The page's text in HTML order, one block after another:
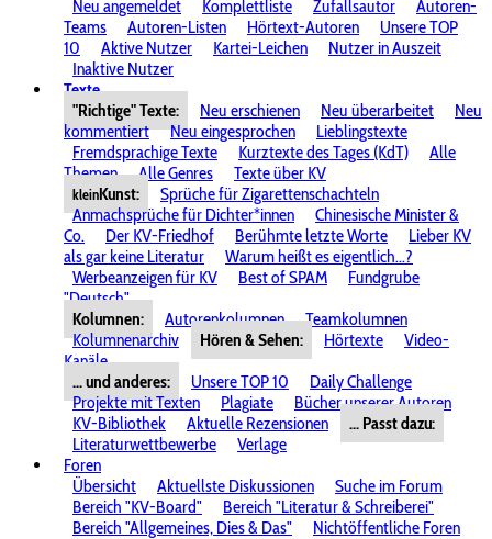
Neu angemeldet
Komplettliste Zufallsautor
Autoren-
Teams
Autoren-Listen Hörtext-Autoren
Unsere TOP
10
Aktive Nutzer Kartei-Leichen
Nutzer in Auszeit
Inaktive Nutzer
Texte
"Richtige" Texte:
Neu erschienen Neu überarbeitet
Neu
kommentiert
Neu eingesprochen
Lieblingstexte
Fremdsprachige Texte
Kurztexte des Tages (KdT)
Alle
Themen
Alle Genres Texte über KV
kleinKunst:
Sprüche für Zigarettenschachteln
Anmachsprüche für Dichter*innen
Chinesische Minister &
Co.
Der KV-Friedhof Berühmte letzte Worte
Lieber KV
als gar keine Literatur
Warum heißt es eigentlich...?
Werbeanzeigen für KV
Best of SPAM
Fundgrube
"Deutsch"
Kolumnen:
Autorenkolumnen
Teamkolumnen
Kolumnenarchiv
Hören & Sehen: Hörtexte
Video-
Kanäle
... und anderes:
Unsere TOP 10
Daily Challenge
Projekte mit Texten
Plagiate
Bücher unserer Autoren
KV-Bibliothek
Aktuelle Rezensionen
... Passt dazu:
Literaturwettbewerbe
Verlage
Foren
Übersicht
Aktuellste Diskussionen
Suche im Forum
Bereich "KV-Board"
Bereich "Literatur & Schreiberei"
Bereich "Allgemeines, Dies & Das"
Nichtöffentliche Foren